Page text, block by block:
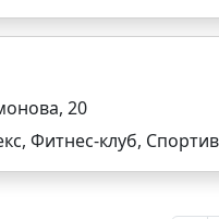
20
Фитнес-клуб,